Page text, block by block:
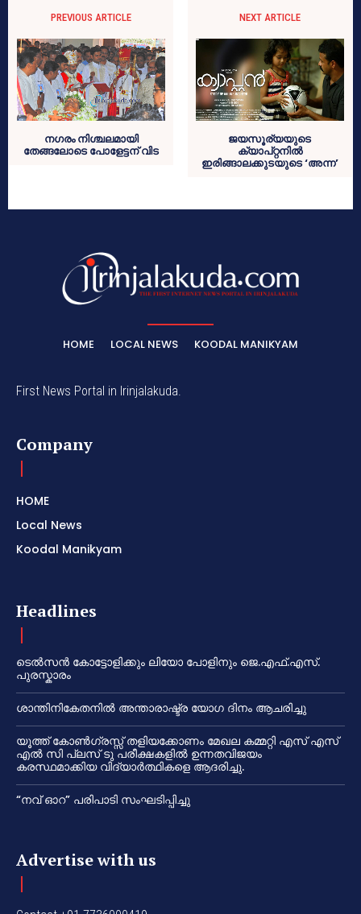
PREVIOUS ARTICLE
നഗരം നിശ്ചലമായി
തേങ്ങലോടെ പോളേട്ടന് വിട
NEXT ARTICLE
ജയസൂര്യയുടെ
ക്യാപ്റ്റനില്‍
ഇരിങ്ങാലക്കുടയുടെ ‘അന്ന’
HOME LOCAL NEWS KOODAL MANIKYAM
First News Portal in Irinjalakuda.
Company
HOME
Local News
Koodal Manikyam
Headlines
ടെൽസൻ കോട്ടോളിക്കും ലിയോ പോളിനും ജെ.എഫ്.എസ്.
പുരസ്കാരം
ശാന്തിനികേതനിൽ അന്താരാഷ്ട്ര യോഗ ദിനം ആചരിച്ചു
യൂത്ത് കോൺഗ്രസ്സ് തളിയക്കോണം മേഖല കമ്മറ്റി എസ് എസ്
എൽ സി പ്ലസ് ടു പരീക്ഷകളിൽ ഉന്നതവിജയം
കരസ്ഥമാക്കിയ വിദ്യാർത്ഥികളെ ആദരിച്ചു.
“നവ് ഓറ” പരിപാടി സംഘടിപ്പിച്ചു
Advertise with us